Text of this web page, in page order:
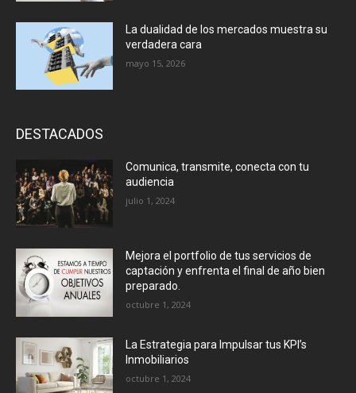
La dualidad de los mercados muestra su
verdadera cara
mayo 15, 2026
DESTACADOS
Comunica, transmite, conecta con tu
audiencia
julio 1, 2024
Mejora el portfolio de tus servicios de
captación y enfrenta el final de año bien
preparado.
octubre 1, 2024
La Estrategia para Impulsar tus KPI’s
Inmobiliarios
octubre 1, 2024